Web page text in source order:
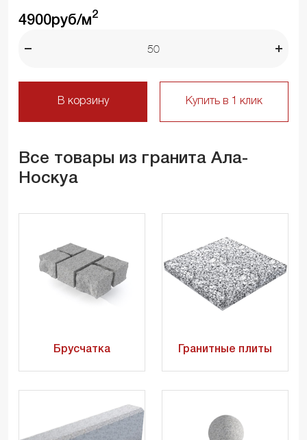
4900руб/м2
В корзину Купить в 1 клик
Все товары из гранита Ала-
Носкуа
Брусчатка Гранитные плиты